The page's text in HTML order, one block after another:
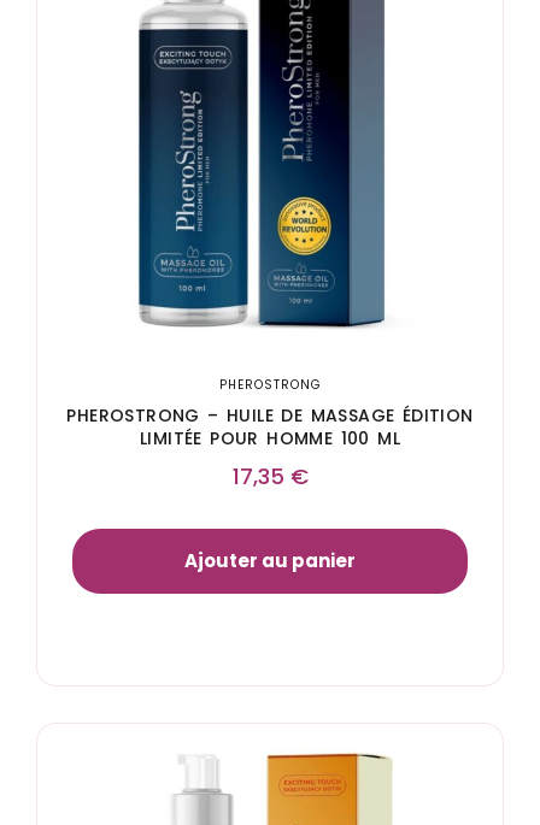
PHEROSTRONG
PHEROSTRONG – HUILE DE MASSAGE ÉDITION
LIMITÉE POUR HOMME 100 ML
17,35 €
Ajouter au panier